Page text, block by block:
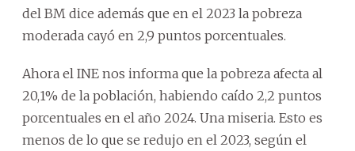
del BM dice además que en el 2023 la pobreza
moderada cayó en 2,9 puntos porcentuales.
Ahora el INE nos informa que la pobreza afecta al
20,1% de la población, habiendo caído 2,2 puntos
porcentuales en el año 2024. Una miseria. Esto es
menos de lo que se redujo en el 2023, según el